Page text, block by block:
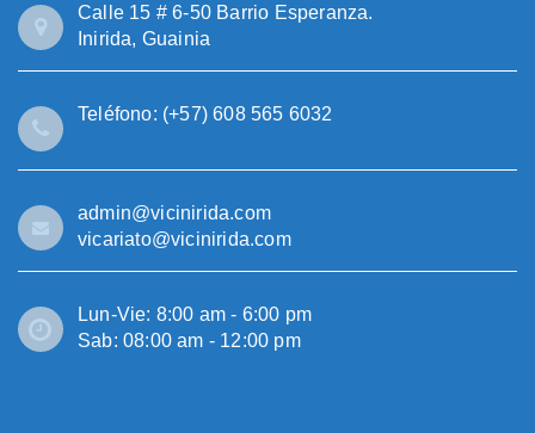
Calle 15 # 6-50 Barrio Esperanza.
Inirida, Guainia
Teléfono: (+57) 608 565 6032
admin@vicinirida.com
vicariato@vicinirida.com
Lun-Vie: 8:00 am - 6:00 pm
Sab: 08:00 am - 12:00 pm